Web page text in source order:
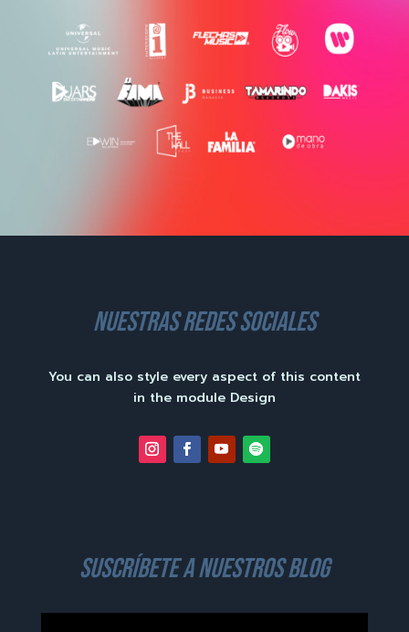
nuestras redes sociales
You can also style every aspect of this content
in the module Design
suscríbete a nuestros blog